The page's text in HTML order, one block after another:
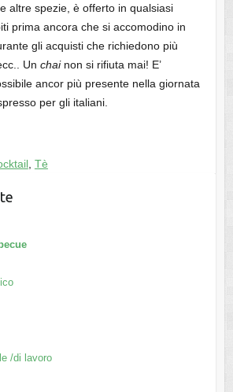
altre spezie, è offerto in qualsiasi
prima ancora che si accomodino in
gli acquisti che richiedono più
Un chainon si rifiuta mai! E’
ancor più presente nella giornata
per gli italiani.
, Tè
/di lavoro